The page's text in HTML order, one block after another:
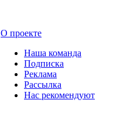
О проекте
Наша команда
Подписка
Реклама
Рассылка
Нас рекомендуют